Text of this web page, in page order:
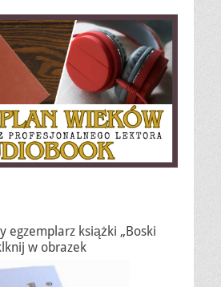
egzemplarz książki „Boski
w obrazek